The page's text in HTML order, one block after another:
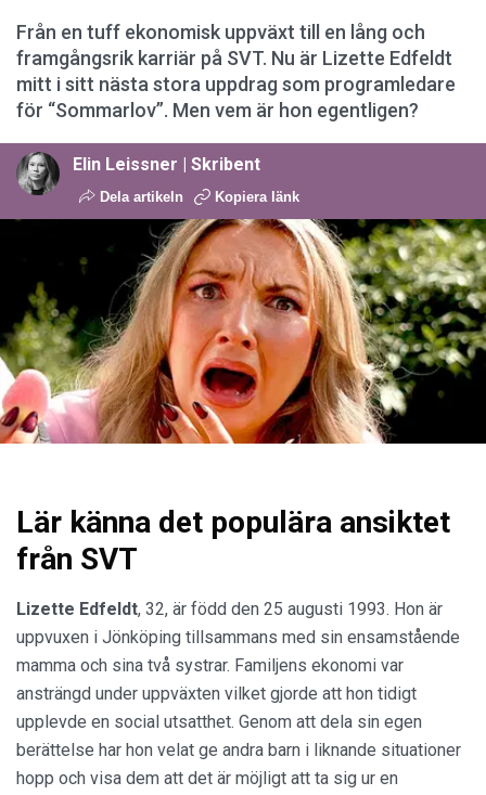
Från en tuff ekonomisk uppväxt till en lång och
framgångsrik karriär på SVT. Nu är Lizette Edfeldt
mitt i sitt nästa stora uppdrag som programledare
för “Sommarlov”. Men vem är hon egentligen?
Elin Leissner | Skribent
Dela artikeln Kopiera länk
Lär känna det populära ansiktet
från SVT
Lizette Edfeldt, 32, är född den 25 augusti 1993. Hon är
uppvuxen i Jönköping tillsammans med sin ensamstående
mamma och sina två systrar. Familjens ekonomi var
ansträngd under uppväxten vilket gjorde att hon tidigt
upplevde en social utsatthet. Genom att dela sin egen
berättelse har hon velat ge andra barn i liknande situationer
hopp och visa dem att det är möjligt att ta sig ur en